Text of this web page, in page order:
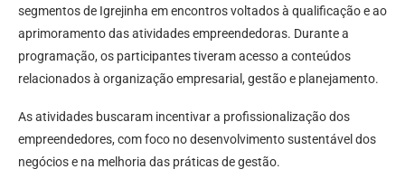
segmentos de Igrejinha em encontros voltados à qualificação e ao
aprimoramento das atividades empreendedoras. Durante a
programação, os participantes tiveram acesso a conteúdos
relacionados à organização empresarial, gestão e planejamento.
As atividades buscaram incentivar a profissionalização dos
empreendedores, com foco no desenvolvimento sustentável dos
negócios e na melhoria das práticas de gestão.